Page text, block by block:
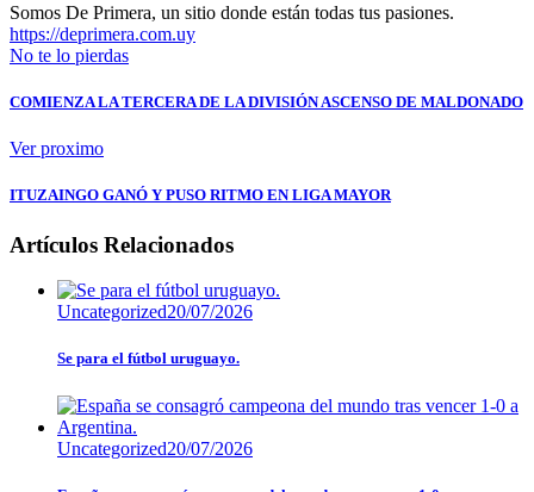
Somos De Primera, un sitio donde están todas tus pasiones.
https://deprimera.com.uy
No te lo pierdas
COMIENZA LA TERCERA DE LA DIVISIÓN ASCENSO DE MALDONADO
Ver proximo
ITUZAINGO GANÓ Y PUSO RITMO EN LIGA MAYOR
Artículos Relacionados
Uncategorized20/07/2026
Se para el fútbol uruguayo.
Uncategorized20/07/2026